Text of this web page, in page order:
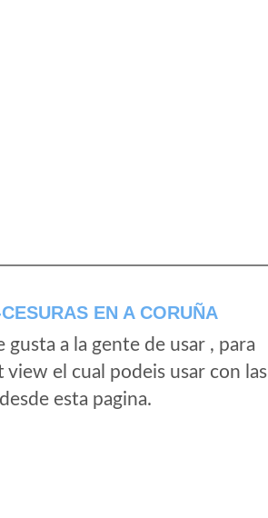
EN A CORUÑA
a la gente de usar , para
el cual podeis usar con las
esta pagina.